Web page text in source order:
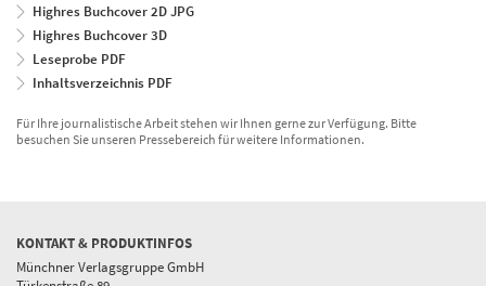
Highres Buchcover 2D JPG
Highres Buchcover 3D
Leseprobe PDF
Inhaltsverzeichnis PDF
Für Ihre journalistische Arbeit stehen wir Ihnen gerne zur Verfügung. Bitte
besuchen Sie unseren Pressebereich für weitere Informationen.
KONTAKT & PRODUKTINFOS
Münchner Verlagsgruppe GmbH